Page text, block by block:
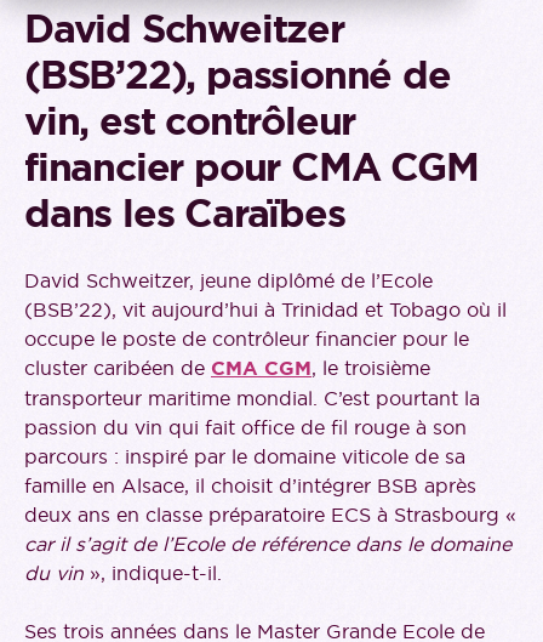
David Schweitzer
(BSB’22), passionné de
vin, est contrôleur
financier pour CMA CGM
dans les Caraïbes
David Schweitzer, jeune diplômé de l’Ecole
(BSB’22), vit aujourd’hui à Trinidad et Tobago où il
occupe le poste de contrôleur financier pour le
cluster caribéen de CMA CGM, le troisième
transporteur maritime mondial. C’est pourtant la
passion du vin qui fait office de fil rouge à son
parcours : inspiré par le domaine viticole de sa
famille en Alsace, il choisit d’intégrer BSB après
deux ans en classe préparatoire ECS à Strasbourg «
car il s’agit de l’Ecole de référence dans le domaine
du vin », indique-t-il.
Ses trois années dans le Master Grande Ecole de